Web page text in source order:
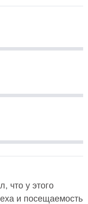
что у этого
и посещаемость